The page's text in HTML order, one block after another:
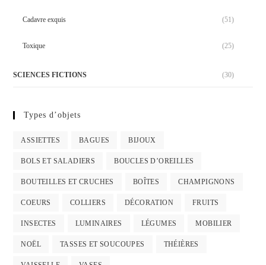
Cadavre exquis (51)
Toxique (25)
SCIENCES FICTIONS (30)
Types d’objets
ASSIETTES BAGUES BIJOUX
BOLS ET SALADIERS BOUCLES D’OREILLES
BOUTEILLES ET CRUCHES BOÎTES CHAMPIGNONS
COEURS COLLIERS DÉCORATION FRUITS
INSECTES LUMINAIRES LÉGUMES MOBILIER
NOËL TASSES ET SOUCOUPES THÉIÈRES